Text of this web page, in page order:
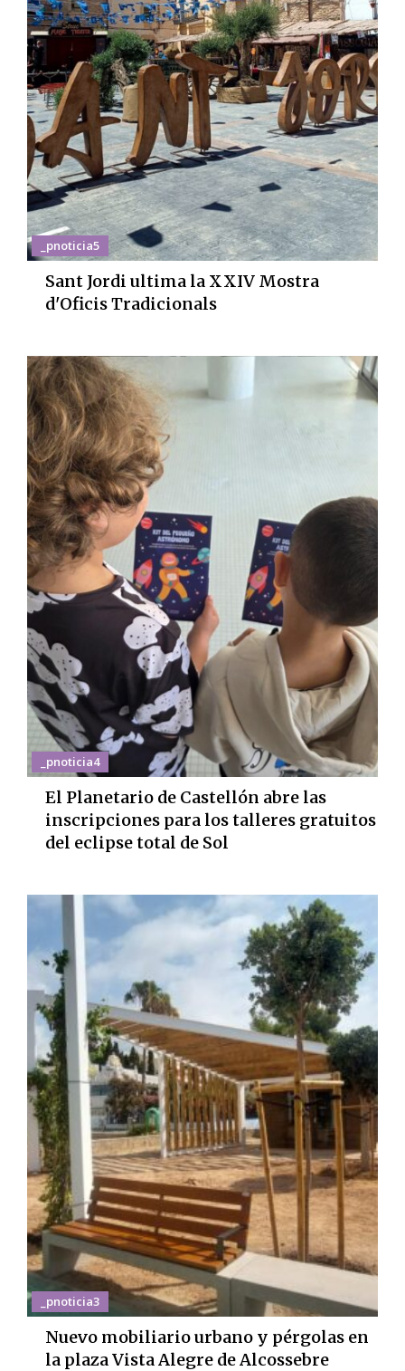
_pnoticia5
Sant Jordi ultima la XXIV Mostra
d'Oficis Tradicionals
_pnoticia4
El Planetario de Castellón abre las
inscripciones para los talleres gratuitos
del eclipse total de Sol
_pnoticia3
Nuevo mobiliario urbano y pérgolas en
la plaza Vista Alegre de Alcossebre